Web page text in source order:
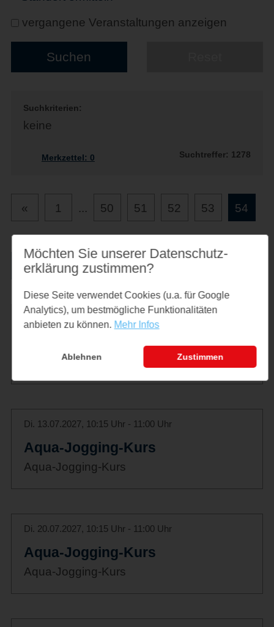
vergangene Veranstaltungen anzeigen
Suchkriterien:
keine
Merkzettel: 0 Suchtreffer: 1278
« 1 ... 50 51 52 53 54
Liste drucken
Di. 06.07.2027, 10:15 Uhr - 11:00 Uhr
Aqua-Jogging-Kurs
Aqua-Jogging-Kurs
Di. 13.07.2027, 10:15 Uhr - 11:00 Uhr
Aqua-Jogging-Kurs
Aqua-Jogging-Kurs
Di. 20.07.2027, 10:15 Uhr - 11:00 Uhr
Aqua-Jogging-Kurs
Aqua-Jogging-Kurs
Möchten Sie unserer Datenschutz­
erklärung zustimmen?
Diese Seite verwendet Cookies (u.a. für Google
Analytics), um bestmögliche Funktionalitäten
anbieten zu können. Mehr Infos
Ablehnen Zustimmen